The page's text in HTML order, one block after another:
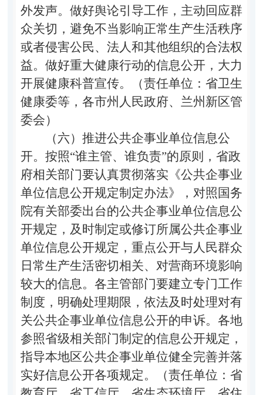
外发声。做好舆论引导工作，主动回应群
众关切，避免不当影响正常生产生活秩序
或者侵害公民、法人和其他组织的合法权
益。做好重大健康行动的信息公开，大力
开展健康科普宣传。（责任单位：省卫生
健康委等，各市州人民政府、兰州新区管
委会）
（六）推进公共企事业单位信息公
开。 按照“谁主管、谁负责”的原则，省政
府相关部门要认真贯彻落实《公共企事业
单位信息公开规定制定办法》，对照国务
院有关部委出台的公共企事业单位信息公
开规定，及时制定或修订所属公共企事业
单位信息公开规定，重点公开与人民群众
日常生产生活密切相关、对营商环境影响
较大的信息。各主管部门要建立专门工作
制度，明确处理期限，依法及时处理对有
关公共企事业单位信息公开的申诉。各地
参照省级相关部门制定的信息公开规定，
指导本地区公共企事业单位健全完善并落
实好信息公开各项规定。（责任单位：省